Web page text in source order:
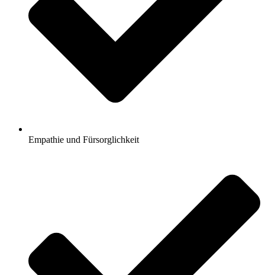
Empathie und Fürsorglichkeit